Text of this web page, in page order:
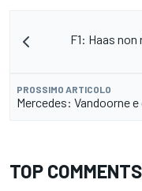
F1: Haas
PROSSIMO ARTICOLO
Mercedes: Vandoorne
TOP COMMENTS